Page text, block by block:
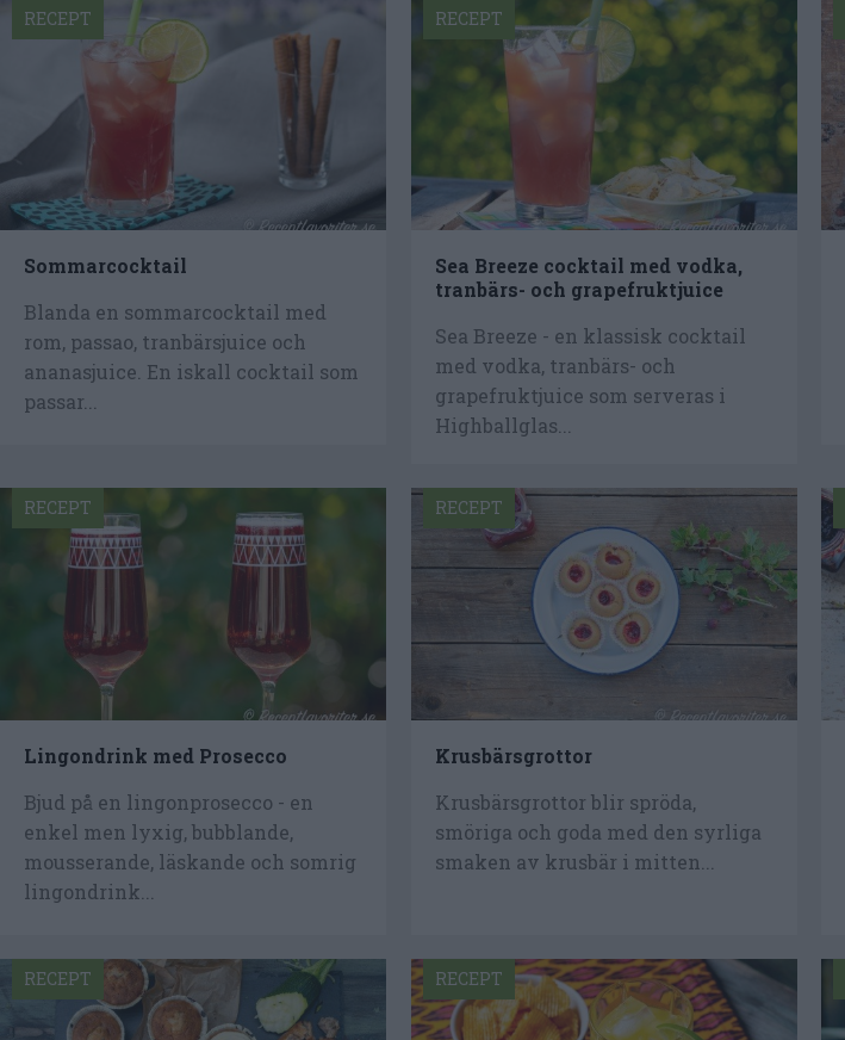
Sommarcocktail
Blanda en sommarcocktail med
rom, passao, tranbärsjuice och
ananasjuice. En iskall cocktail som
passar...
RECEPT
Sea Breeze cocktail med vodka,
tranbärs- och grapefruktjuice
Sea Breeze - en klassisk cocktail
med vodka, tranbärs- och
grapefruktjuice som serveras i
Highballglas...
RECEPT
Lingondrink med Prosecco
Bjud på en lingonprosecco - en
enkel men lyxig, bubblande,
mousserande, läskande och somrig
lingondrink...
RECEPT
Krusbärsgrottor
Krusbärsgrottor blir spröda,
smöriga och goda med den syrliga
smaken av krusbär i mitten...
RECEPT
RECEPT RECEPT